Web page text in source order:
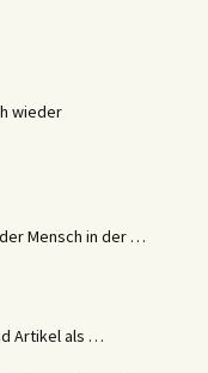
wieder
Mensch in der …
Artikel als …